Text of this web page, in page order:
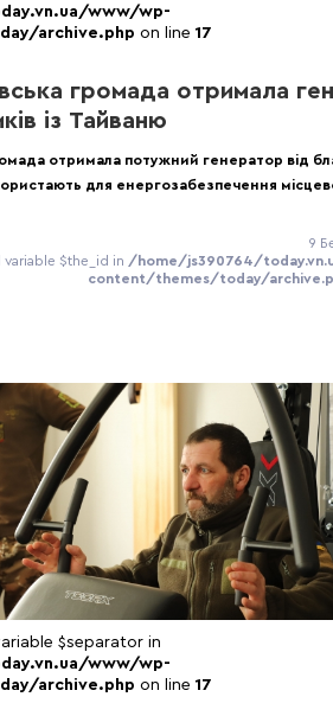
www/wp-
archive.php on line 17
громада отримала
із Тайваню
отримала потужний генератор від
для енергозабезпечення
9
variable $the_id in /home/js390764/
content/themes/today/
$separator in
www/wp-
archive.php on line 17